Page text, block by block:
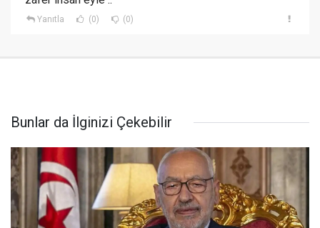
Yanıtla (0) (0)
Bunlar da İlginizi Çekebilir